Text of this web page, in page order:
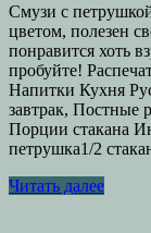
Смузи с
цветом, полезен
понравится хоть
пробуйте!
Напитки Кухня
завтрак, Постные
Порции стакана
петрушка1/2
Читать далее